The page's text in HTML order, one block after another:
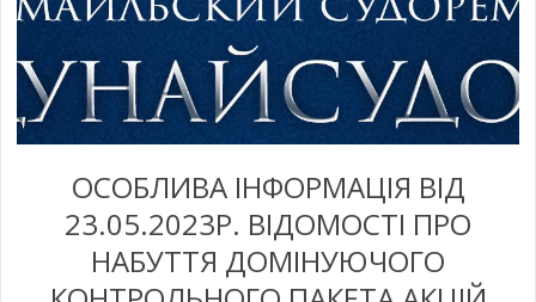
ОСОБЛИВА ІНФОРМАЦІЯ ВІД
23.05.2023Р. ВІДОМОСТІ ПРО
НАБУТТЯ ДОМІНУЮЧОГО